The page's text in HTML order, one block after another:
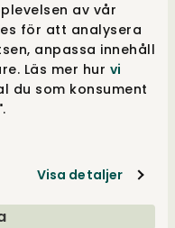
av vår
för att analysera
anpassa innehåll
Läs mer hur vi
du som konsument
Visa detaljer
mit
Erfahrung
mehr als
zeitlose
und
einen
roten Faden